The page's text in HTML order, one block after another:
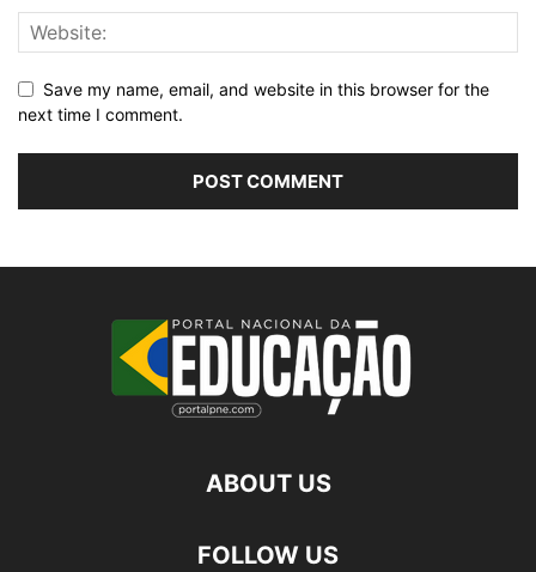
Save my name, email, and website in this browser for the
next time I comment.
ABOUT US
FOLLOW US